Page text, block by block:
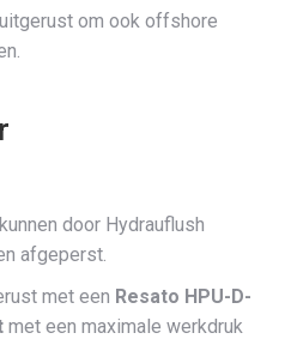
om ook offshore
door Hydrauflush
afgeperst.
met een Resato HPU-D-
met een maximale werkdruk